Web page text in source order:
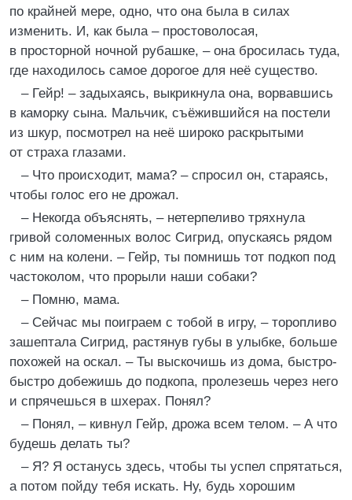
по крайней мере, одно, что она была в силах
изменить. И, как была – простоволосая,
в просторной ночной рубашке, – она бросилась туда,
где находилось самое дорогое для неё существо.
– Гейр! – задыхаясь, выкрикнула она, ворвавшись
в каморку сына. Мальчик, съёжившийся на постели
из шкур, посмотрел на неё широко раскрытыми
от страха глазами.
– Что происходит, мама? – спросил он, стараясь,
чтобы голос его не дрожал.
– Некогда объяснять, – нетерпеливо тряхнула
гривой соломенных волос Сигрид, опускаясь рядом
с ним на колени. – Гейр, ты помнишь тот подкоп под
частоколом, что прорыли наши собаки?
– Помню, мама.
– Сейчас мы поиграем с тобой в игру, – торопливо
зашептала Сигрид, растянув губы в улыбке, больше
похожей на оскал. – Ты выскочишь из дома, быстро-
быстро добежишь до подкопа, пролезешь через него
и спрячешься в шхерах. Понял?
– Понял, – кивнул Гейр, дрожа всем телом. – А что
будешь делать ты?
– Я? Я останусь здесь, чтобы ты успел спрятаться,
а потом пойду тебя искать. Ну, будь хорошим